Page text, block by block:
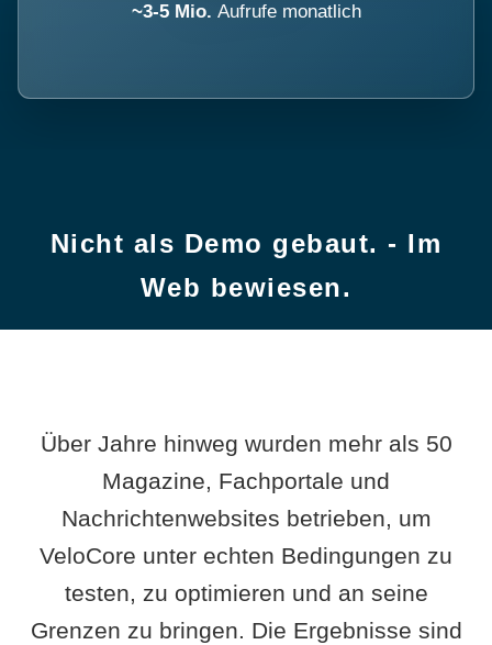
~3-5 Mio. Aufrufe monatlich
Nicht als Demo gebaut. - Im
Web bewiesen.
Über Jahre hinweg wurden mehr als 50
Magazine, Fachportale und
Nachrichtenwebsites betrieben, um
VeloCore unter echten Bedingungen zu
testen, zu optimieren und an seine
Grenzen zu bringen. Die Ergebnisse sind